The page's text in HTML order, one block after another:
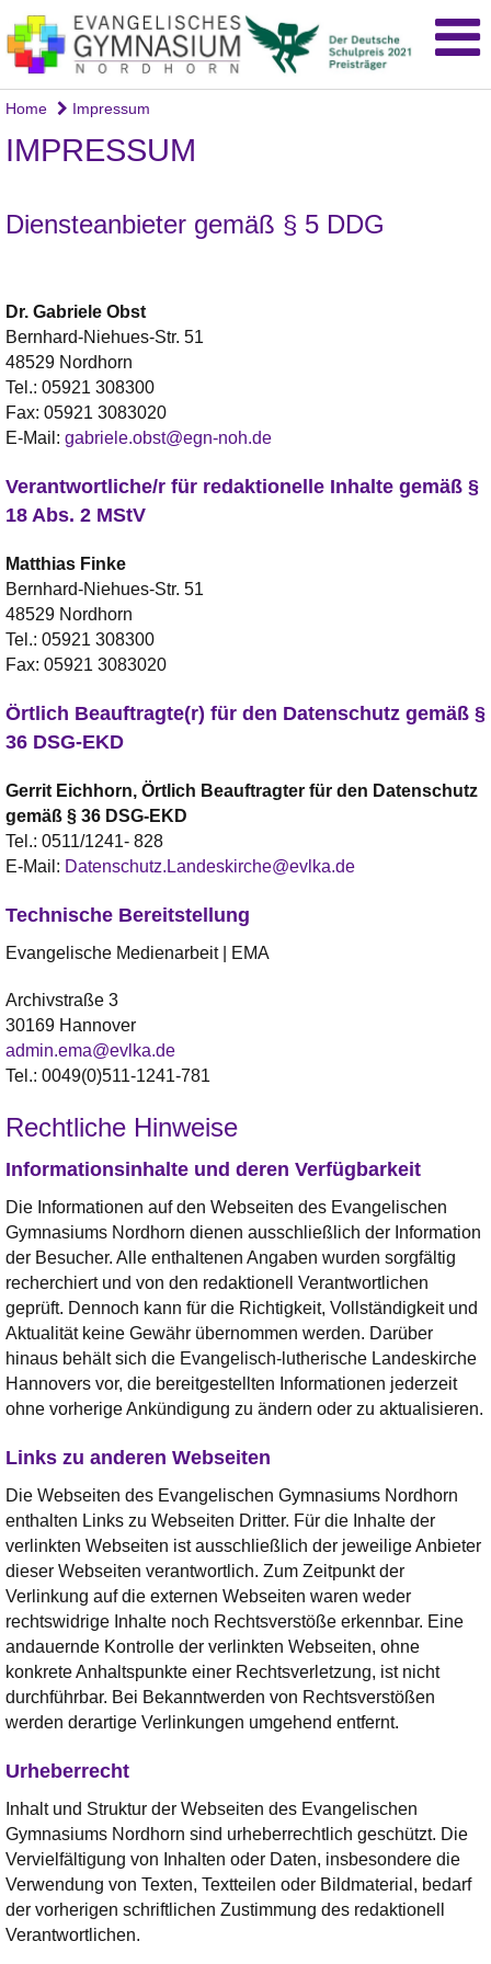
Home Impressum
IMPRESSUM
Diensteanbieter gemäß § 5 DDG
Dr. Gabriele Obst
Bernhard-Niehues-Str. 51
48529 Nordhorn
Tel.: 05921 308300
Fax: 05921 3083020
E-Mail: gabriele.obst@egn-noh.de
Verantwortliche/r für redaktionelle Inhalte gemäß §
18 Abs. 2 MStV
Matthias Finke
Bernhard-Niehues-Str. 51
48529 Nordhorn
Tel.: 05921 308300
Fax: 05921 3083020
Örtlich Beauftragte(r) für den Datenschutz gemäß §
36 DSG-EKD
Gerrit Eichhorn, Örtlich Beauftragter für den Datenschutz
gemäß § 36 DSG-EKD
Tel.: 0511/1241- 828
E-Mail: Datenschutz.Landeskirche@evlka.de
Technische Bereitstellung
Evangelische Medienarbeit | EMA
Archivstraße 3
30169 Hannover
admin.ema@evlka.de
Tel.: 0049(0)511-1241-781
Rechtliche Hinweise
Informationsinhalte und deren Verfügbarkeit
Die Informationen auf den Webseiten des Evangelischen
Gymnasiums Nordhorn dienen ausschließlich der Information
der Besucher. Alle enthaltenen Angaben wurden sorgfältig
recherchiert und von den redaktionell Verantwortlichen
geprüft. Dennoch kann für die Richtigkeit, Vollständigkeit und
Aktualität keine Gewähr übernommen werden. Darüber
hinaus behält sich die Evangelisch-lutherische Landeskirche
Hannovers vor, die bereitgestellten Informationen jederzeit
ohne vorherige Ankündigung zu ändern oder zu aktualisieren.
Links zu anderen Webseiten
Die Webseiten des Evangelischen Gymnasiums Nordhorn
enthalten Links zu Webseiten Dritter. Für die Inhalte der
verlinkten Webseiten ist ausschließlich der jeweilige Anbieter
dieser Webseiten verantwortlich. Zum Zeitpunkt der
Verlinkung auf die externen Webseiten waren weder
rechtswidrige Inhalte noch Rechtsverstöße erkennbar. Eine
andauernde Kontrolle der verlinkten Webseiten, ohne
konkrete Anhaltspunkte einer Rechtsverletzung, ist nicht
durchführbar. Bei Bekanntwerden von Rechtsverstößen
werden derartige Verlinkungen umgehend entfernt.
Urheberrecht
Inhalt und Struktur der Webseiten des Evangelischen
Gymnasiums Nordhorn sind urheberrechtlich geschützt. Die
Vervielfältigung von Inhalten oder Daten, insbesondere die
Verwendung von Texten, Textteilen oder Bildmaterial, bedarf
der vorherigen schriftlichen Zustimmung des redaktionell
Verantwortlichen.